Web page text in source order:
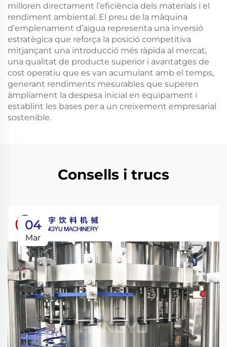
milloren directament l’eficiència dels materials i el
rendiment ambiental. El preu de la màquina
d’emplenament d’aigua representa una inversió
estratègica que reforça la posició competitiva
mitjançant una introducció més ràpida al mercat,
una qualitat de producte superior i avantatges de
cost operatiu que es van acumulant amb el temps,
generant rendiments mesurables que superen
àmpliament la despesa inicial en equipament i
establint les bases per a un creixement empresarial
sostenible.
Consells i trucs
04
Mar